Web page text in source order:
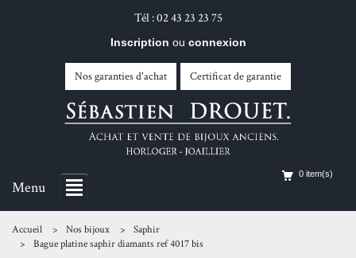
0 item(s)
Inscription ou connexion
Tél : 02 43 23 23 75
Nos garanties d'achat Certificat de garantie
Menu
Accueil Nos bijoux
Saphir
Bague platine saphir diamants ref 4017 bis